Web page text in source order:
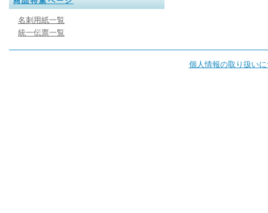
名刺用紙一覧
統一伝票一覧
個人情報の取り扱い